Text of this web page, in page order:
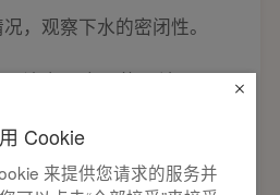
，观察下水的密闭性。
注意下水口的一端，需要
，方便后续的顺利排水。
300 毫米，宽400毫米的孔
Cookie
来提供您请求的服务并